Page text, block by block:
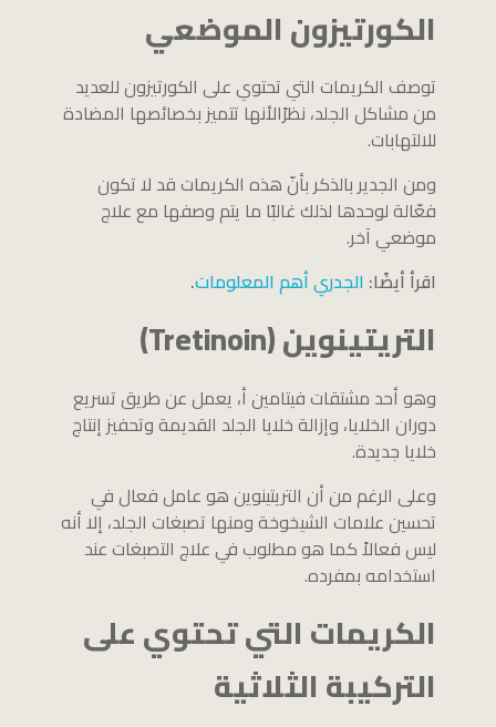
الكورتيزون الموضعي
توصف الكريمات التي تحتوي على الكورتيزون للعديد
من مشاكل الجلد، نظرًالأنها تتميز بخصائصها المضادة
للالتهابات.
ومن الجدير بالذكر بأنّ هذه الكريمات قد لا تكون
فعّالة لوحدها لذلك غالبًا ما يتم وصفها مع علاج
موضعي آخر.
اقرأ أيضًا: الجدري أهم المعلومات.
التريتينوين (Tretinoin)
وهو أحد مشتقات فيتامين أ، يعمل عن طريق تسريع
دوران الخلايا، وإزالة خلايا الجلد القديمة وتحفيز إنتاج
خلايا جديدة.
وعلى الرغم من أن التريتينوين هو عامل فعال في
تحسين علامات الشيخوخة ومنها تصبغات الجلد، إلا أنه
ليس فعالاً كما هو مطلوب في علاج التصبغات عند
استخدامه بمفرده.
الكريمات التي تحتوي على
التركيبة الثلاثية